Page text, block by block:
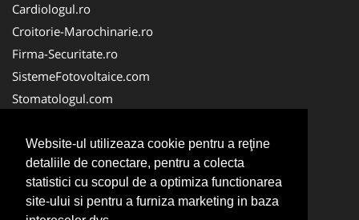
Website-ul utilizeaza cookie pentru a reţine
detaliile de conectare, pentru a colecta
statistici cu scopul de a optimiza functionarea
site-ului si pentru a furniza marketing in baza
Cardiologul.ro
Croitorie-Marochinarie.ro
Firma-Securitate.ro
SistemeFotovoltaice.com
Stomatologul.com
Birouri-Cadastru.ro
Cabinet-Individual.ro
CramaVinuri.ro
InstalatiiSolare.com